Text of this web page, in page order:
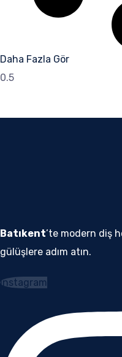
Daha Fazla Gör
Batıkent’te modern diş
gülüşlere adım atın.
Instagram